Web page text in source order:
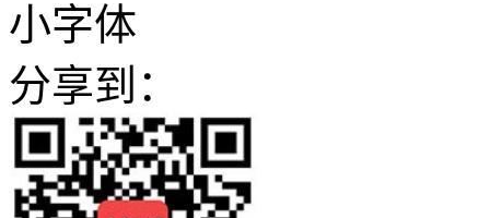
小字体
分享到：